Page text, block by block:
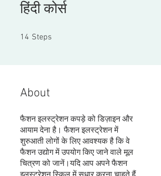
हिंदी कोर्स
14 Steps
About
फैशन इलस्ट्रेशन कपड़े को डिज़ाइन और
आयाम देना है। फैशन इलस्ट्रेशन में
शुरुआती लोगों के लिए आवश्यक है कि वे
फैशन उद्योग में उपयोग किए जाने वाले मूल
चित्रण को जानें।यदि आप अपने फैशन